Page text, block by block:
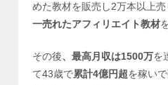
めた教材を販売し2万本以上売
一売れたアフィリエイト教材
その後、最高月収は1500万を
て43歳で累計4億円超を稼い